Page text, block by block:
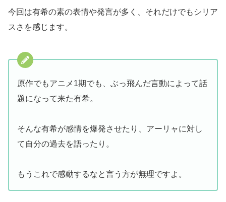
今回は有希の素の表情や発言が多く、それだけでもシリア
スさを感じます。
原作でもアニメ1期でも、ぶっ飛んだ言動によって話
題になって来た有希。
そんな有希が感情を爆発させたり、アーリャに対し
て自分の過去を語ったり。
もうこれで感動するなと言う方が無理ですよ。